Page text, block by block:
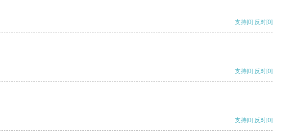
支持[0] 反对[0]
支持[0] 反对[0]
支持[0] 反对[0]